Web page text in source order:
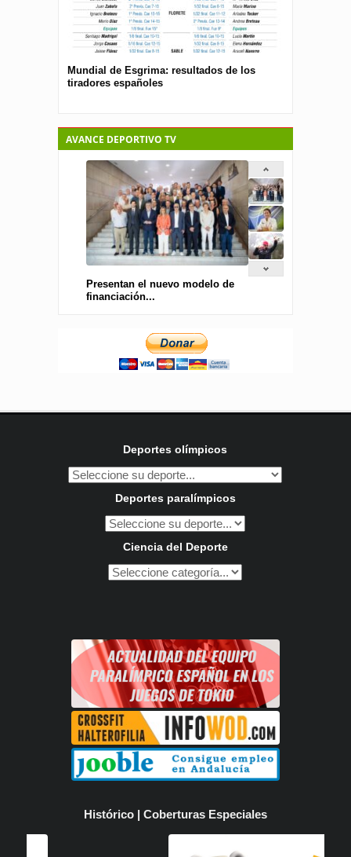
Mundial de Esgrima: resultados de los
tiradores españoles
AVANCE DEPORTIVO TV
Presentan el nuevo modelo de
financiación...
Deportes olímpicos
Deportes paralímpicos
Ciencia del Deporte
Histórico | Coberturas Especiales